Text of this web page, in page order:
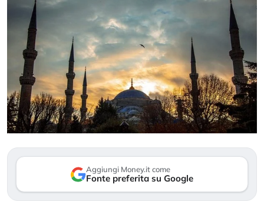
Aggiungi Money.it come
Fonte preferita su Google